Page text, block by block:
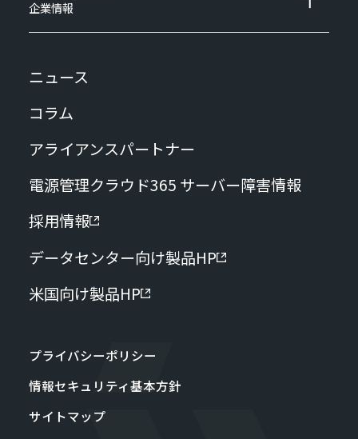
企業情報
ニュース
コラム
アライアンスパートナー
電源管理クラウド365 サーバー障害情報
採用情報
データセンター向け製品HP
米国向け製品HP
プライバシーポリシー
情報セキュリティ基本方針
サイトマップ